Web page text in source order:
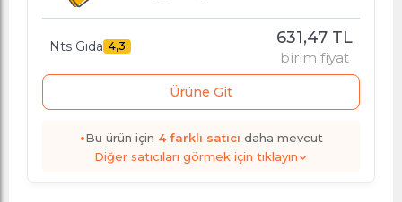
Nts Gıda 4,3 631,47 TL
birim fiyat
Ürüne Git
•Bu ürün için 4farklı satıcı daha mevcut
Diğer satıcıları görmek için tıklayın